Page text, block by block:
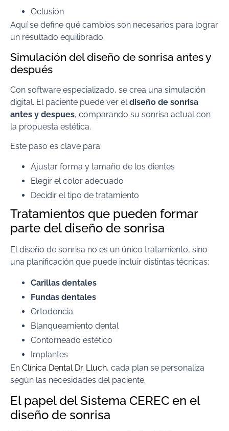
Oclusión
Aquí se define qué cambios son necesarios para lograr
un resultado equilibrado.
Simulación del diseño de sonrisa antes y
después
Con software especializado, se crea una simulación
digital. El paciente puede ver el diseño de sonrisa
antes y despues, comparando su sonrisa actual con
la propuesta estética.
Este paso es clave para:
Ajustar forma y tamaño de los dientes
Elegir el color adecuado
Decidir el tipo de tratamiento
Tratamientos que pueden formar
parte del diseño de sonrisa
El diseño de sonrisa no es un único tratamiento, sino
una planificación que puede incluir distintas técnicas:
Carillas dentales
Fundas dentales
Ortodoncia
Blanqueamiento dental
Contorneado estético
Implantes
En Clínica Dental Dr. Lluch, cada plan se personaliza
según las necesidades del paciente.
El papel del Sistema CEREC en el
diseño de sonrisa